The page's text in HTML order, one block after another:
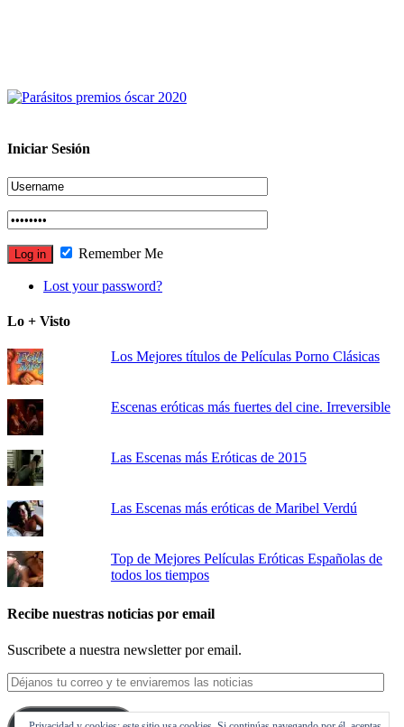
Iniciar Sesión
Remember Me
Lost your password?
Lo + Visto
Los Mejores títulos de Películas Porno Clásicas
Escenas eróticas más fuertes del cine. Irreversible
Las Escenas más Eróticas de 2015
Las Escenas más eróticas de Maribel Verdú
Top de Mejores Películas Eróticas Españolas de
todos los tiempos
Recibe nuestras noticias por email
Suscribete a nuestra newsletter por email.
Déjanos
tu
correo